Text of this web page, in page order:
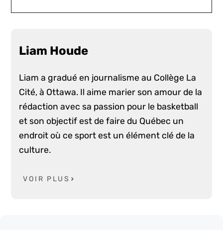
Liam Houde
Liam a gradué en journalisme au Collège La
Cité, à Ottawa. Il aime marier son amour de la
rédaction avec sa passion pour le basketball
et son objectif est de faire du Québec un
endroit où ce sport est un élément clé de la
culture.
VOIR PLUS